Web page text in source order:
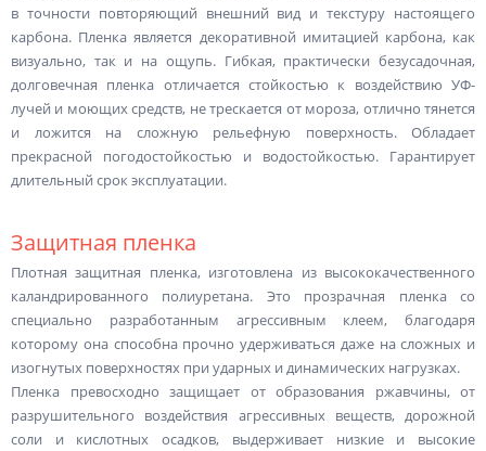
в точности повторяющий внешний вид и текстуру настоящего
карбона. Пленка является декоративной имитацией карбона, как
визуально, так и на ощупь. Гибкая, практически безусадочная,
долговечная пленка отличается стойкостью к воздействию УФ-
лучей и моющих средств, не трескается от мороза, отлично тянется
и ложится на сложную рельефную поверхность. Обладает
прекрасной погодостойкостью и водостойкостью. Гарантирует
длительный срок эксплуатации.
Защитная пленка
Плотная защитная пленка, изготовлена из высококачественного
каландрированного полиуретана. Это прозрачная пленка со
специально разработанным агрессивным клеем, благодаря
которому она способна прочно удерживаться даже на сложных и
изогнутых поверхностях при ударных и динамических нагрузках.
Пленка превосходно защищает от образования ржавчины, от
разрушительного воздействия агрессивных веществ, дорожной
соли и кислотных осадков, выдерживает низкие и высокие